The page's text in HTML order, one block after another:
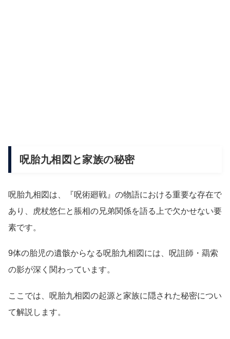
呪胎九相図と家族の秘密
呪胎九相図は、『呪術廻戦』の物語における重要な存在で
あり、虎杖悠仁と脹相の兄弟関係を語る上で欠かせない要
素です。
9体の胎児の遺骸からなる呪胎九相図には、呪詛師・羂索
の影が深く関わっています。
ここでは、呪胎九相図の起源と家族に隠された秘密につい
て解説します。